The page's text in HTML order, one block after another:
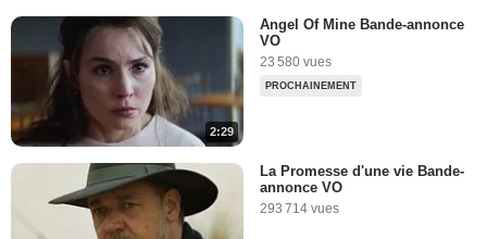
2:29
Angel Of Mine Bande-annonce
VO
23 580 vues
PROCHAINEMENT
La Promesse d'une vie Bande-
annonce VO
293 714 vues